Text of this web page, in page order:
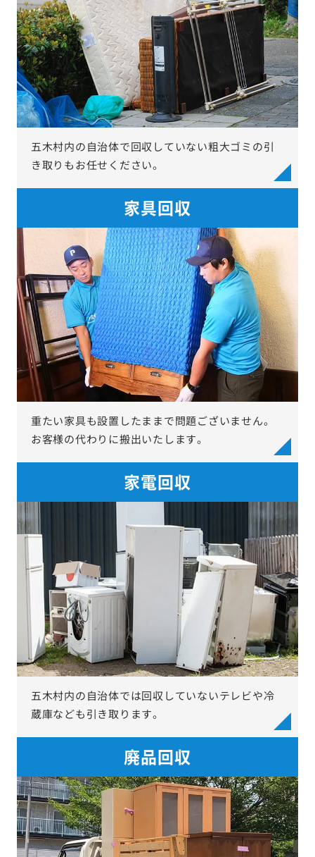
五木村内の自治体で回収していない粗大ゴミの引
き取りもお任せください。
家具回収
重たい家具も設置したままで問題ございません。
お客様の代わりに搬出いたします。
家電回収
五木村内の自治体では回収していないテレビや冷
蔵庫なども引き取ります。
廃品回収